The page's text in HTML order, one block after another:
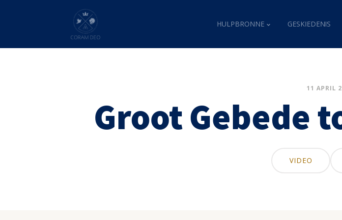
HULPBRONNE GESKIEDENIS
11 APRIL
Groot Gebede
VIDEO